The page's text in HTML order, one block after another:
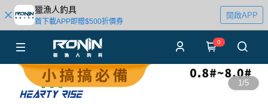
獵漁人釣具
首下載APP即贈$500折價券
開啟APP
0
1/5